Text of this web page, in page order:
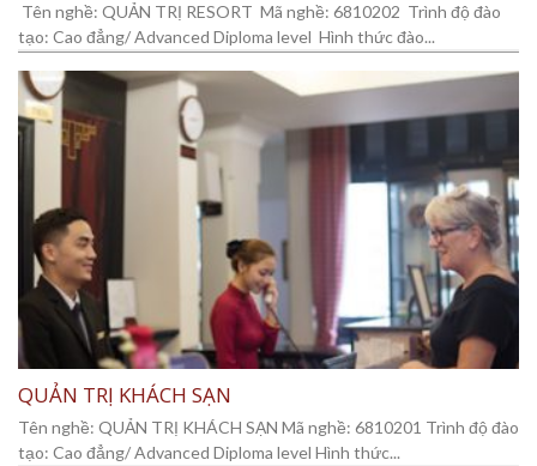
Tên nghề: QUẢN TRỊ RESORT Mã nghề: 6810202 Trình độ đào
tạo: Cao đẳng/ Advanced Diploma level Hình thức đào...
QUẢN TRỊ KHÁCH SẠN
Tên nghề: QUẢN TRỊ KHÁCH SẠN Mã nghề: 6810201 Trình độ đào
tạo: Cao đẳng/ Advanced Diploma level Hình thức...